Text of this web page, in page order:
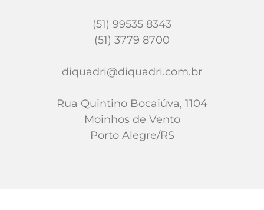
(51) 99535 8343
(51) 3779 8700
diquadri@diquadri.com.br
Rua Quintino Bocaiúva, 1104
Moinhos de Vento
Porto Alegre/RS